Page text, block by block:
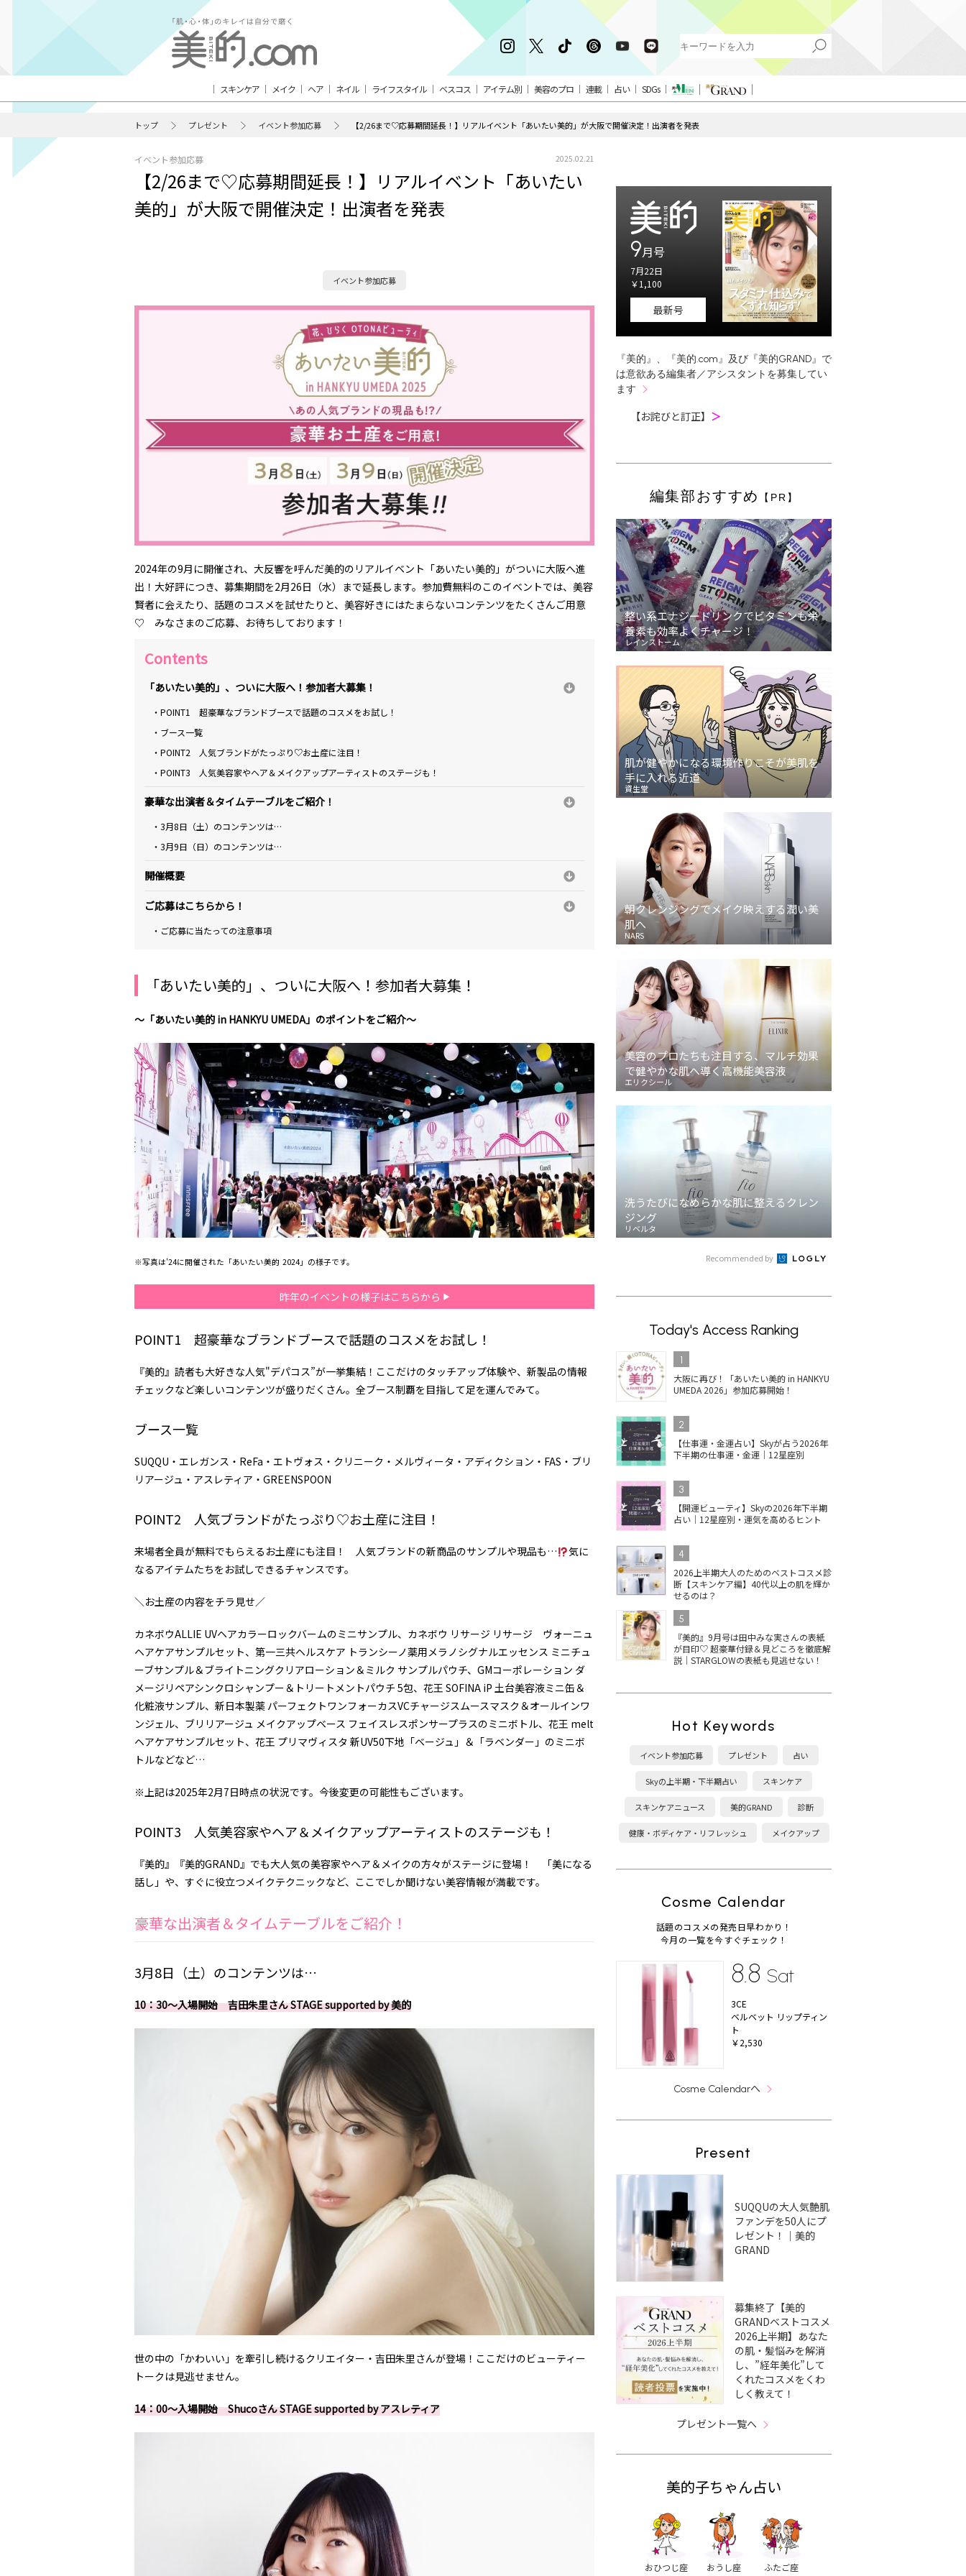
スキンケア メイク ヘア ネイル ライフスタイル ベスコス アイテム別 美容のプロ 連載 占い SDGs
トップ プレゼント イベント参加応募 【2/26まで♡応募期間延長！】リアルイベント「あいたい美的」が大阪で開催決定！出演者を発表
イベント参加応募 2025.02.21
【2/26まで♡応募期間延長！】リアルイベント「あいたい
美的」が大阪で開催決定！出演者を発表
イベント参加応募
2024年の9月に開催され、大反響を呼んだ美的のリアルイベント「あいたい美的」がついに大阪へ進
出！大好評につき、募集期間を2月26日（水）まで延長します。参加費無料のこのイベントでは、美容
賢者に会えたり、話題のコスメを試せたりと、美容好きにはたまらないコンテンツをたくさんご用意
♡ みなさまのご応募、お待ちしております！
Contents
「あいたい美的」、ついに大阪へ！参加者大募集！
・POINT1 超豪華なブランドブースで話題のコスメをお試し！
・ブース一覧
・POINT2 人気ブランドがたっぷり♡お土産に注目！
・POINT3 人気美容家やヘア＆メイクアップアーティストのステージも！
豪華な出演者＆タイムテーブルをご紹介！
・3月8日（土）のコンテンツは…
・3月9日（日）のコンテンツは…
開催概要
ご応募はこちらから！
・ご応募に当たっての注意事項
「あいたい美的」、ついに大阪へ！参加者大募集！
～「あいたい美的 in HANKYU UMEDA」のポイントをご紹介～
※写真は'24に開催された「あいたい美的 2024」の様子です。
昨年のイベントの様子はこちらから
POINT1 超豪華なブランドブースで話題のコスメをお試し！
『美的』読者も大好きな人気"デパコス”が一挙集結！ここだけのタッチアップ体験や、新製品の情報
チェックなど楽しいコンテンツが盛りだくさん。全ブース制覇を目指して足を運んでみて。
ブース一覧
SUQQU ・エレガンス・ReFa・エトヴォス・クリニーク・メルヴィータ・アディクション・ FAS ・ブリ
リアージュ・アスレティア・ GREENSPOON
POINT2 人気ブランドがたっぷり♡お土産に注目！
来場者全員が無料でもらえるお土産にも注目！ 人気ブランドの新商品のサンプルや現品も…
気に
なるアイテムたちをお試しできるチャンスです。
＼お土産の内容をチラ見せ／
カネボウALLIE UVヘアカラーロックバームのミニサンプル、カネボウ リサージ リサージ ヴォーニュ
ヘアケアサンプルセット、第一三共ヘルスケア トランシーノ薬用メラノシグナルエッセンス ミニチュ
ーブサンプル＆ブライトニングクリアローション＆ミルク サンプルパウチ、GMコーポレーション ダ
メージリペアシンクロシャンプー＆トリートメントパウチ 5包、花王 SOFINA iP 土台美容液ミニ缶＆
化粧液サンプル、新日本製薬 パーフェクトワンフォーカスVCチャージスムースマスク＆オールインワ
ンジェル、ブリリアージュ メイクアップベース フェイスレスポンサープラスのミニボトル、花王 melt
ヘアケアサンプルセット、花王 プリマヴィスタ 新UV50下地「ベージュ」＆「ラベンダー」のミニボ
トルなどなど…
※上記は2025年2月7日時点の状況です。今後変更の可能性もございます。
POINT3 人気美容家やヘア＆メイクアップアーティストのステージも！
『美的』『美的GRAND』でも大人気の美容家やヘア＆メイクの方々がステージに登場！ 「美になる
話し」や、すぐに役立つメイクテクニックなど、ここでしか聞けない美容情報が満載です。
豪華な出演者＆タイムテーブルをご紹介！
3月8日（土）のコンテンツは…
10：30～入場開始 吉田朱里さん STAGEsupported by美的
世の中の「かわいい」を牽引し続けるクリエイター・吉田朱里さんが登場！ここだけのビューティー
トークは見逃せません。
14：00～入場開始 Shucoさん STAGE supported by アスレティア
9月号
7月22日
￥1,100
最新号
『美的』、『美的.com』及び『美的GRAND』で
は意欲ある編集者／アシスタントを募集してい
ます
【お詫びと訂正】 ＞
編集部おすすめ 【PR】
整い系エナジードリンクでビタミンも栄
養素も効率よくチャージ！
レインストーム
肌が健やかになる環境作りこそが美肌を
手に入れる近道
資生堂
朝クレンジングでメイク映えする潤い美
肌へ
NARS
美容のプロたちも注目する、マルチ効果
で健やかな肌へ導く高機能美容液
エリクシール
洗うたびになめらかな肌に整えるクレン
ジング
リベルタ
Recommended by
Today's Access Ranking
1
大阪に再び！「あいたい美的 in HANKYU
UMEDA 2026」参加応募開始！
2
【仕事運・金運占い】Skyが占う2026年
下半期の仕事運・金運｜12星座別
3
【開運ビューティ】Skyの2026年下半期
占い｜12星座別・運気を高めるヒント
4
2026上半期大人のためのベストコスメ診
断【スキンケア編】40代以上の肌を輝か
せるのは？
5
『美的』9月号は田中みな実さんの表紙
が目印♡ 超豪華付録＆見どころを徹底解
説｜STARGLOWの表紙も見逃せない！
Hot Keywords
イベント参加応募 プレゼント 占い
Skyの上半期・下半期占い スキンケア
スキンケアニュース 美的GRAND 診断
健康・ボディケア・リフレッシュ メイクアップ
Cosme Calendar
話題のコスメの発売日早わかり！
今月の一覧を今すぐチェック！
8.8 Sat
3CE
ベルベット リップティン
ト
￥2,530
Cosme Calendarへ
Present
SUQQUの大人気艶肌
ファンデを50人にプ
レゼント！｜美的
GRAND
募集終了【美的
GRANDベストコスメ
2026上半期】あなた
の肌・髪悩みを解消
し、”経年美化”して
くれたコスメをくわ
しく教えて！
プレゼント一覧へ
美的子ちゃん占い
おひつじ座 おうし座 ふたご座